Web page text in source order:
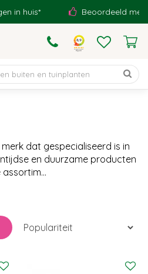
huis* Beoordeeld met
dat gespecialiseerd is in
en duurzame producten